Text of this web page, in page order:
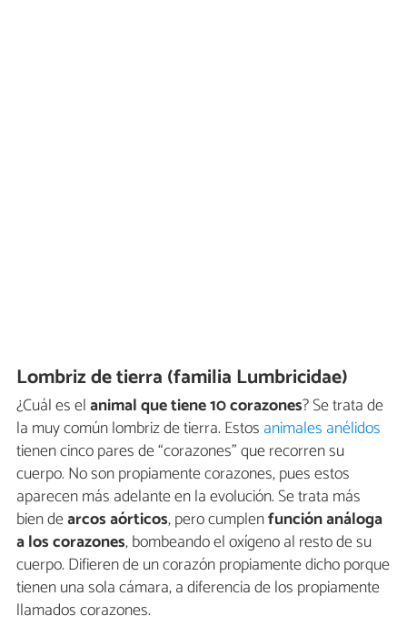
Lombriz de tierra (familia Lumbricidae)
¿Cuál es elanimal que tiene 10 corazones? Se trata de
la muy común lombriz de tierra. Estos animales anélidos
tienen cinco pares de “corazones” que recorren su
cuerpo. No son propiamente corazones, pues estos
aparecen más adelante en la evolución. Se trata más
bien dearcos aórticos, pero cumplenfunción análoga
a los corazones, bombeando el oxígeno al resto de su
cuerpo. Difieren de un corazón propiamente dicho porque
tienen una sola cámara, a diferencia de los propiamente
llamados corazones.